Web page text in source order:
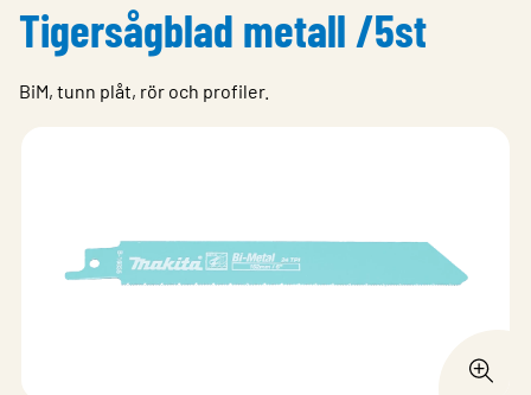
Hållbarhet
Om Lindab
Tigersågblad metall /5st
BiM, tunn plåt, rör och profiler.